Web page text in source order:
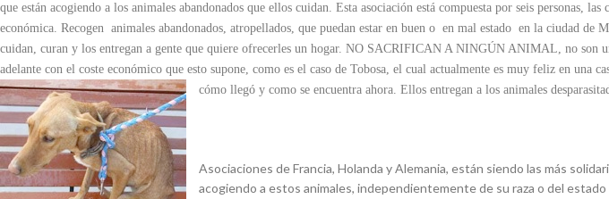
que están acogiendo a los animales abandonados que ellos cuidan. Esta asociación está compuesta por seis personas,
económica. Recogen animales abandonados, atropellados, que puedan estar en buen o en mal estado en la ciudad de
cuidan, curan y los entregan a gente que quiere ofrecerles un hogar. NO SACRIFICAN A NINGÚN ANIMAL, no son
adelante con el coste económico que esto supone, como es el caso de Tobosa, el cual actualmente es muy feliz en una
cómo llegó y como se encuentra ahora. Ellos entregan a los animales
Asociaciones de Francia, Holanda y Alemania, están siendo las más
acogiendo a estos animales, independientemente de su raza o del estado